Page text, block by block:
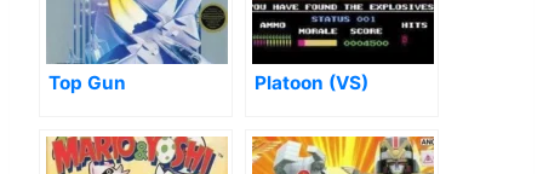
Top Gun Platoon (VS)